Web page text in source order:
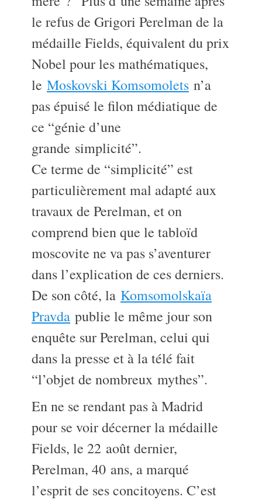
le refus de Grigori Perelman de la
médaille Fields, équivalent du prix
Nobel pour les mathématiques,
le Moskovski Komsomolets n’a
pas épuisé le filon médiatique de
ce “génie d’une
grande simplicité”.
Ce terme de “simplicité” est
particulièrement mal adapté aux
travaux de Perelman, et on
comprend bien que le tabloïd
moscovite ne va pas s’aventurer
dans l’explication de ces derniers.
De son côté, la Komsomolskaïa
Pravda publie le même jour son
enquête sur Perelman, celui qui
dans la presse et à la télé fait
“l’objet de nombreux mythes”.
En ne se rendant pas à Madrid
pour se voir décerner la médaille
Fields, le 22 août dernier,
Perelman, 40 ans, a marqué
l’esprit de ses concitoyens. C’est